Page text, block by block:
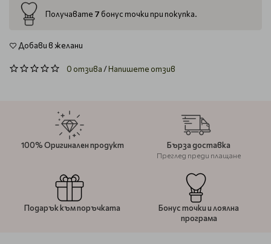
Получавате 7 бонус точки при покупка.
Добави в желани
0 отзива/Напишете отзив
100% Оригинален продукт Бърза доставка
Преглед преди плащане
Подарък към поръчката
Бонус точки и лоялна
програма